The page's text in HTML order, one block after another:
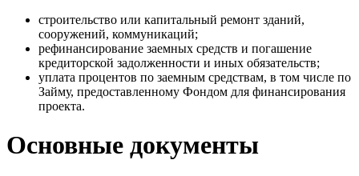
строительство или капитальный ремонт зданий,
сооружений, коммуникаций;
рефинансирование заемных средств и погашение
кредиторской задолженности и иных обязательств;
уплата процентов по заемным средствам, в том числе по
Займу, предоставленному Фондом для финансирования
проекта.
Основные документы